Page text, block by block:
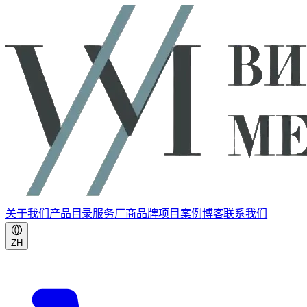
关于我们 产品目录服务厂商品牌项目案例 博客联系我们
ZH